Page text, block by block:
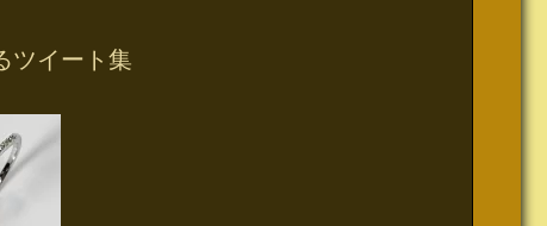
ツイート集